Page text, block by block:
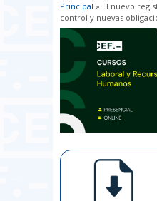
Usted está
Principal » El nuevo
control y nuevas